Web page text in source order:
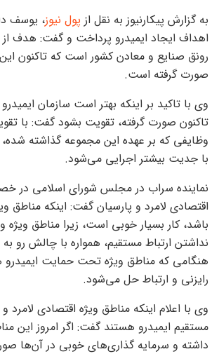
به گزارش پیکارنیوز به نقل از پول نیوز، یوسف
اهداف ایجاد ایمیدرو پرداخت و گفت: هدف از
رونق صنایع و معادن کشور است که تاکنون
صورت گرفته است.
وی با تاکید بر اینکه بهتر است سازمان
تاکنون صورت گرفته، تقویت بشود گفت: با
وظایفی که بر عهده این مجموعه گذاشته
با جدیت بیشتر اجرایی می‌شود.
نماینده سراب در مجلس شورای اسلامی در
اقتصادی لامرد و پارسیان گفت: اینکه مناطق
باشد، کار بسیار خوبی است، زیرا مناطق ویژه
نداشتن ارتباط مستقیم، همواره با چالش رو
هنگامی که مناطق ویژه تحت حمایت
رایزنی و ارتباط حل می‌شود.
وی با اعلام اینکه مناطق ویژه اقتصادی لامرد و
مستقیم ایمیدرو هستند گفت: اگر امروز این
داشته و سرمایه گذاری‌های خوبی در آن‌ها